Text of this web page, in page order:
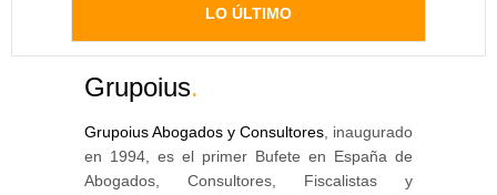
LO ÚLTIMO
Grupoius.
Grupoius Abogados y Consultores , inaugurado
en 1994, es el primer Bufete en España de
Abogados, Consultores, Fiscalistas y